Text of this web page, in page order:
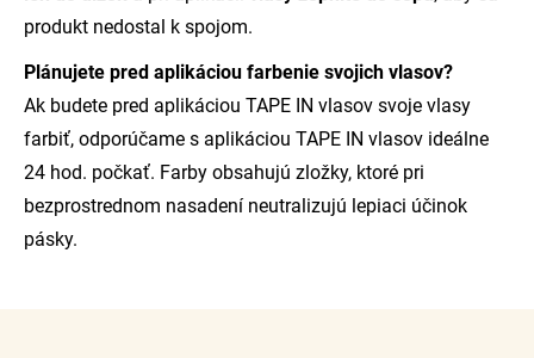
produkt nedostal k spojom.
Plánujete pred aplikáciou farbenie svojich vlasov?
Ak budete pred aplikáciou TAPE IN vlasov svoje vlasy
farbiť, odporúčame s aplikáciou TAPE IN vlasov ideálne
24 hod. počkať. Farby obsahujú zložky, ktoré pri
bezprostrednom nasadení neutralizujú lepiaci účinok
pásky.